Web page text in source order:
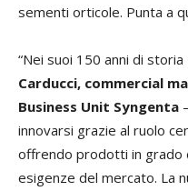
sementi orticole. Punta a
“Nei suoi 150 anni di storia
Carducci, commercial
Business Unit Syngenta
innovarsi grazie al ruolo
offrendo prodotti in grado
esigenze del mercato. La